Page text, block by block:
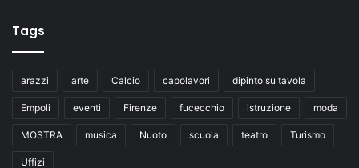
Tags
arazzi arte Calcio capolavori dipinto su tavola
Empoli eventi Firenze fucecchio istruzione moda
MOSTRA musica Nuoto scuola teatro Turismo
Uffizi